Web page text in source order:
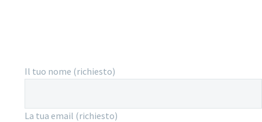
Il tuo nome (richiesto)
La tua email (richiesto)